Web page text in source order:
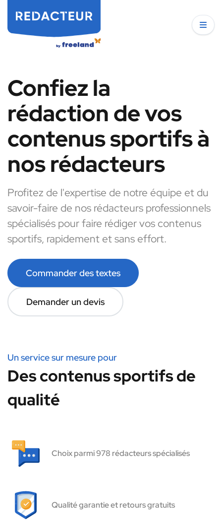
Confiez la
rédaction de vos
contenus sportifs à
nos rédacteurs
Profitez de l'expertise de notre équipe et du
savoir-faire de nos rédacteurs professionnels
spécialisés pour faire rédiger vos contenus
sportifs, rapidement et sans effort.
Commander des textes
Demander un devis
Un service sur mesure pour
Des contenus sportifs de
qualité
Choix parmi 978 rédacteurs spécialisés
Qualité garantie et retours gratuits